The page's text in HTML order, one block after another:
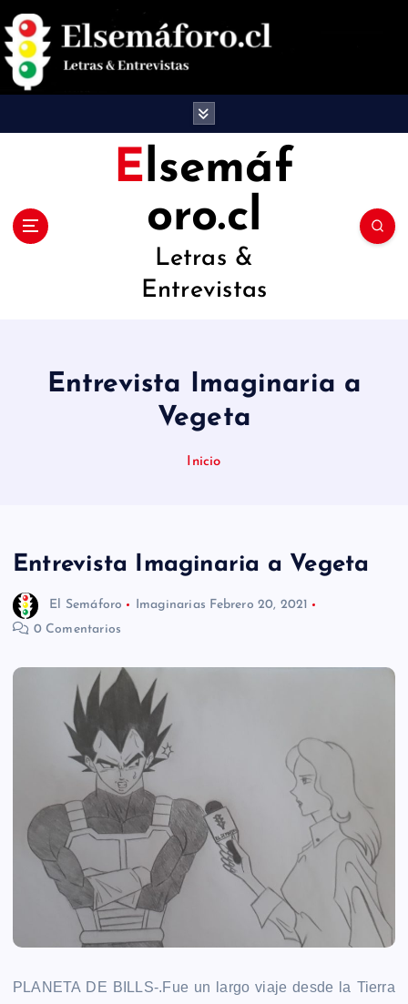
a
Elsemáf
oro.cl
Letras &
Entrevistas
Entrevista Imaginaria a
Vegeta
Inicio
Entrevista Imaginaria a Vegeta
El Semáforo Imaginarias Febrero 20, 2021
0 Comentarios
PLANETA DE BILLS-.Fue un largo viaje desde la Tierra